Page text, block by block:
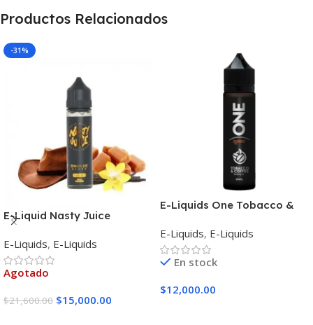
Productos Relacionados
-31%
E-Liquid Nasty Juice
E-Liquids, E-Liquids
Agotado
$21,600.00 $15,000.00
E-Liquids One Tobacco &
E-Liquids, E-Liquids
En stock
$12,000.00